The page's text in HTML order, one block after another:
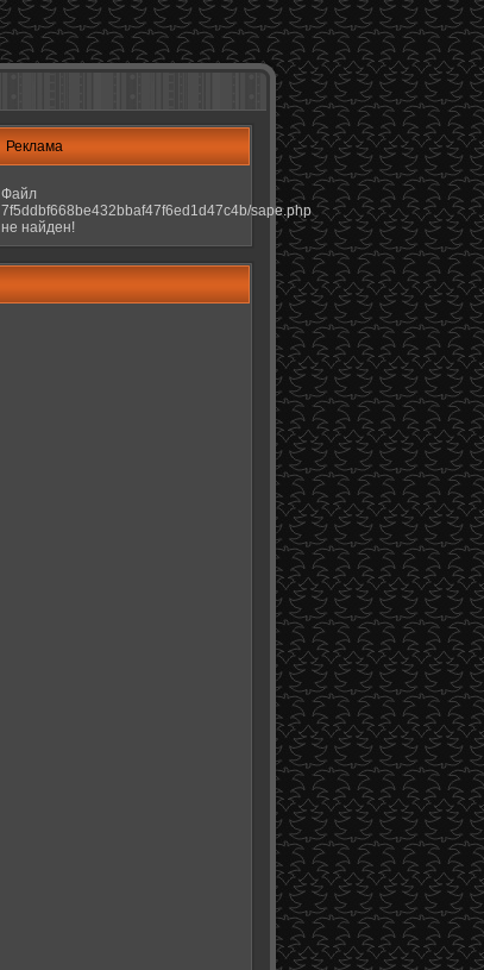
Реклама
Файл
7f5ddbf668be432bbaf47f6ed1d47c4b/sape.php
не найден!